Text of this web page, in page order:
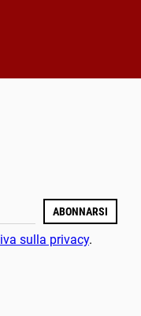
ABONNARSI
sulla privacy.